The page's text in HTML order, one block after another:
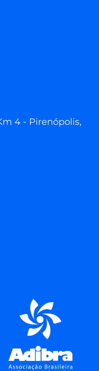
4 - Pirenópolis,